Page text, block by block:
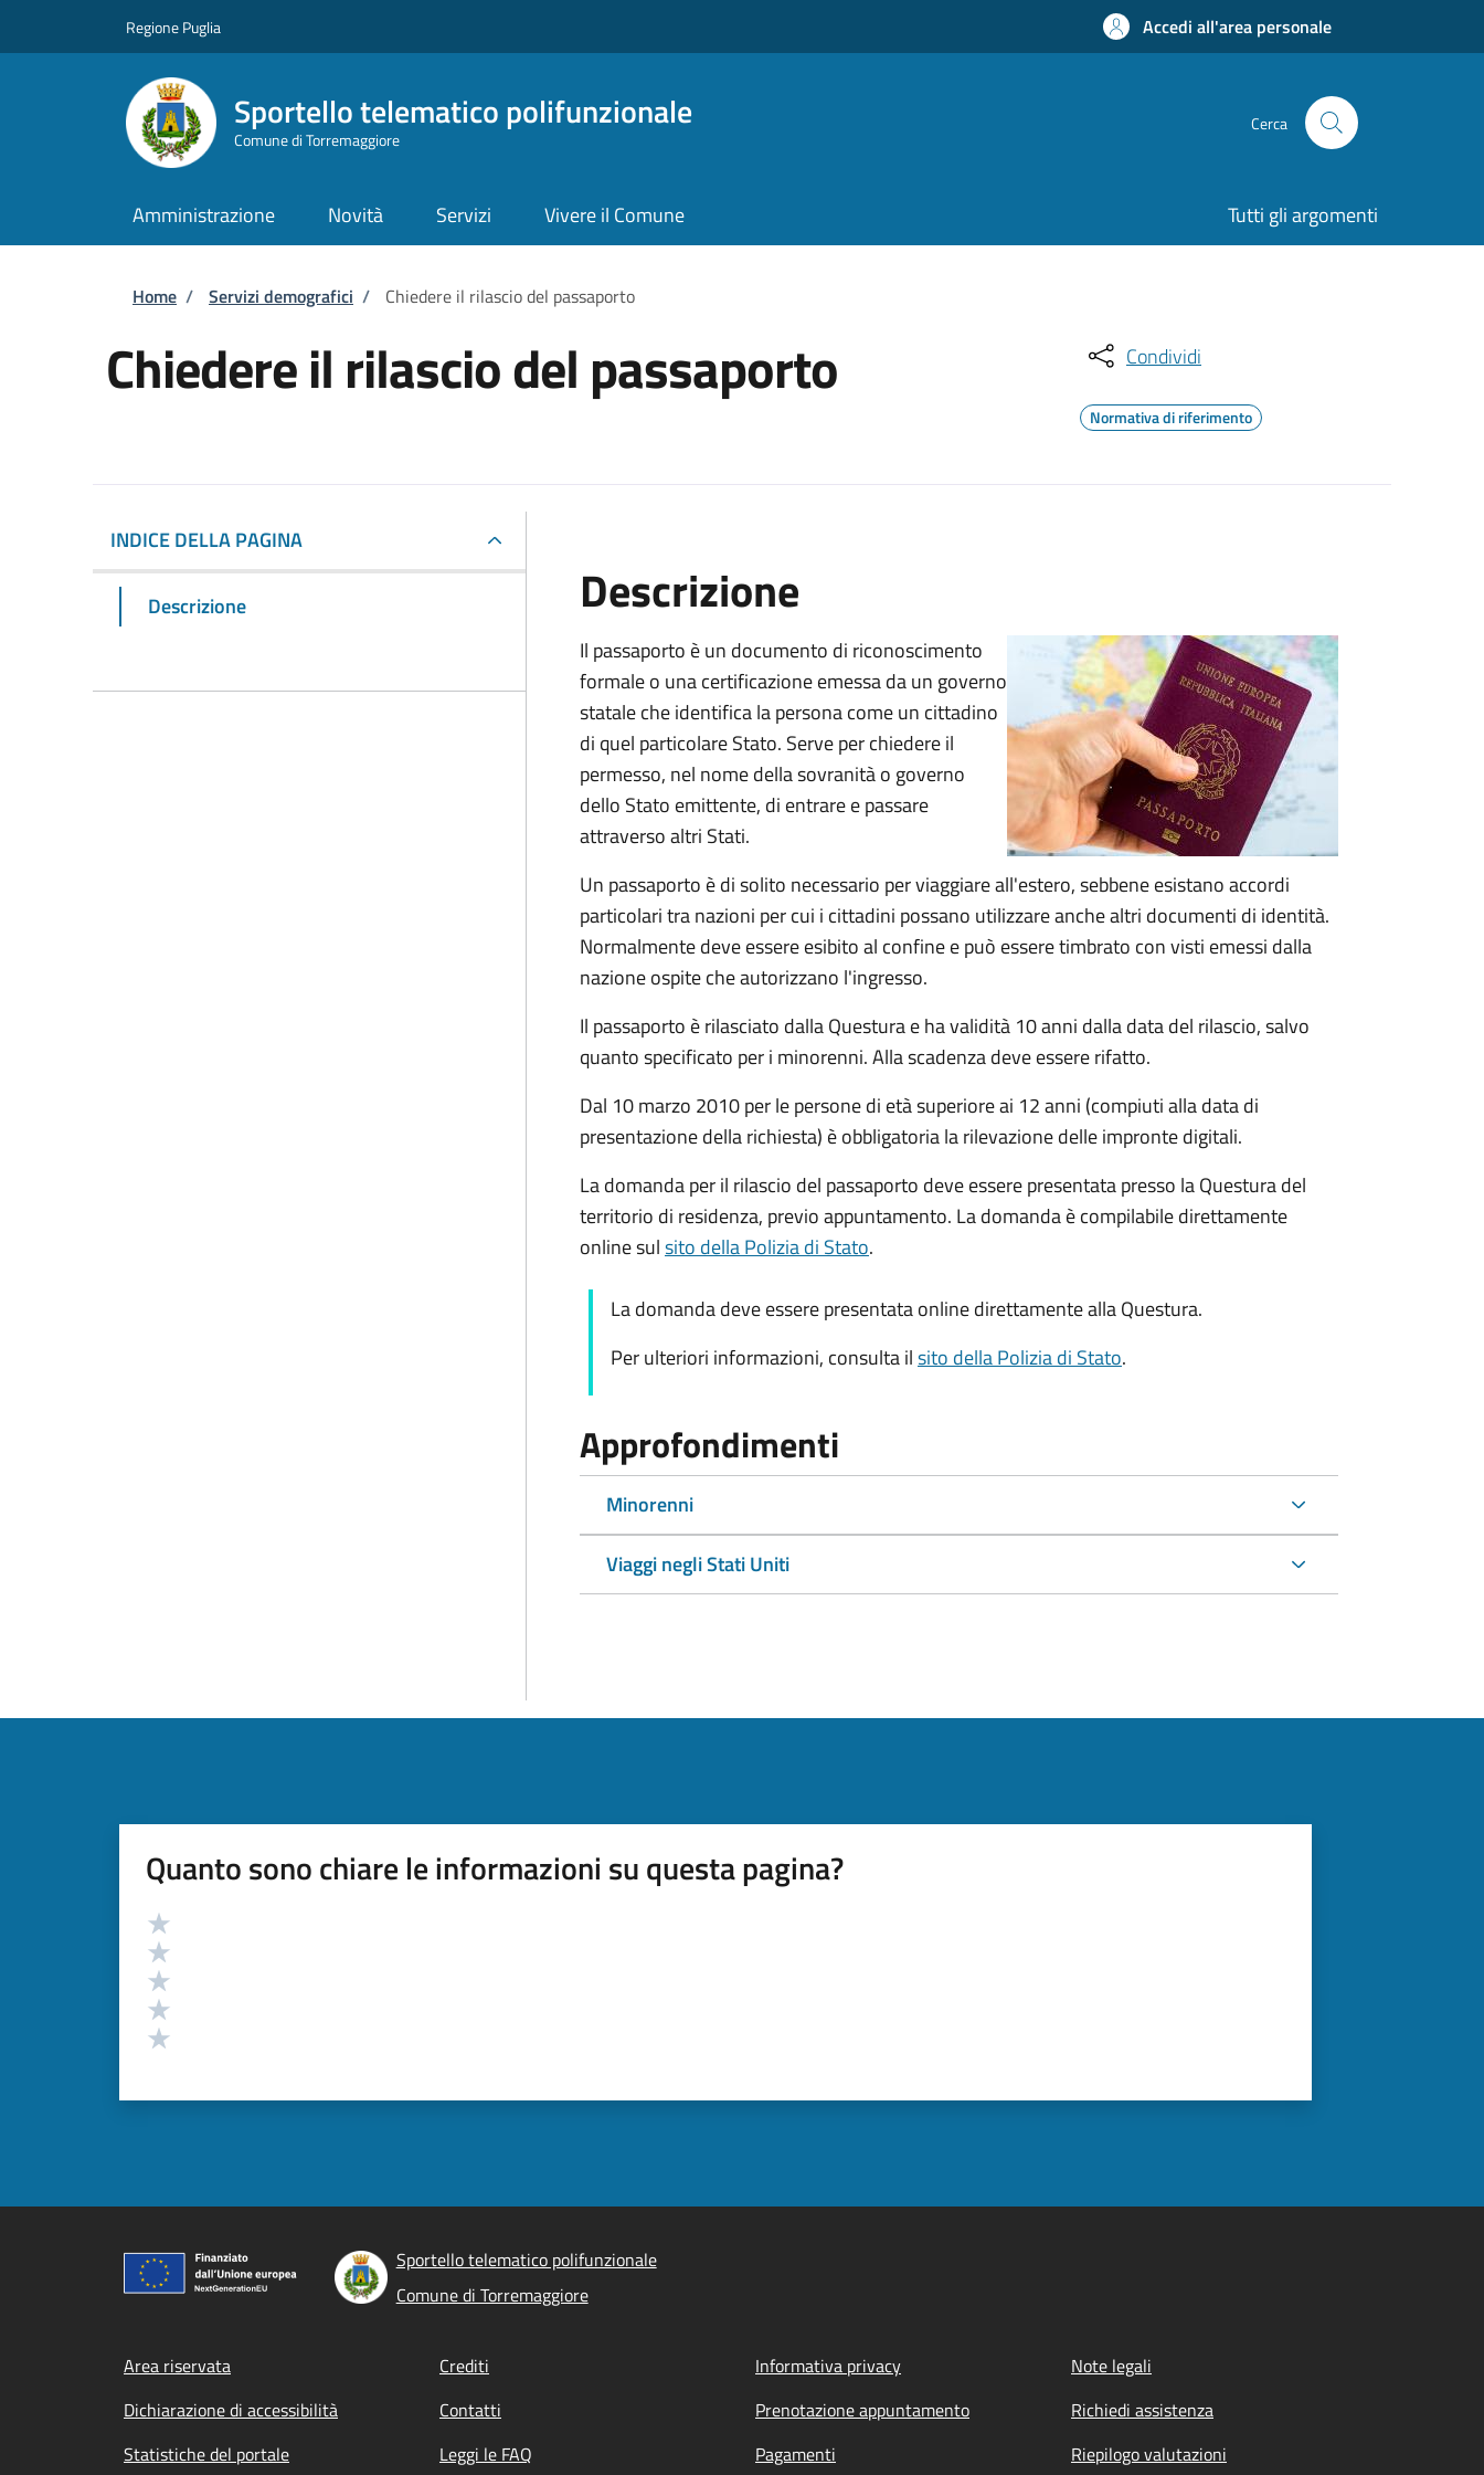
Regione Puglia Accedi all'area personale
Sportello telematico polifunzionale
Comune di Torremaggiore
Cerca
Amministrazione Novità Servizi Vivere il Comune Tutti gli argomenti
Briciole di pane
Home / Servizi demografici / Chiedere il rilascio del passaporto
Chiedere il rilascio del passaporto Condividi
Normativa di riferimento
INDICE DELLA PAGINA
Descrizione Descrizione
Il passaporto è un documento di riconoscimento
formale o una certificazione emessa da un governo
statale che identifica la persona come un cittadino
di quel particolare Stato. Serve per chiedere il
permesso, nel nome della sovranità o governo
dello Stato emittente, di entrare e passare
attraverso altri Stati.
Un passaporto è di solito necessario per viaggiare all'estero, sebbene esistano accordi
particolari tra nazioni per cui i cittadini possano utilizzare anche altri documenti di identità.
Normalmente deve essere esibito al confine e può essere timbrato con visti emessi dalla
nazione ospite che autorizzano l'ingresso.
Il passaporto è rilasciato dalla Questura e ha validità 10 anni dalla data del rilascio, salvo
quanto specificato per i minorenni. Alla scadenza deve essere rifatto.
Dal 10 marzo 2010 per le persone di età superiore ai 12 anni (compiuti alla data di
presentazione della richiesta) è obbligatoria la rilevazione delle impronte digitali.
La domanda per il rilascio del passaporto deve essere presentata presso la Questura del
territorio di residenza, previo appuntamento. La domanda è compilabile direttamente
online sulsito della Polizia di Stato.
La domanda deve essere presentata online direttamente alla Questura.
Per ulteriori informazioni, consulta ilsito della Polizia di Stato.
Approfondimenti
Minorenni
Viaggi negli Stati Uniti
Quanto sono chiare le informazioni su questa pagina?
Valutazione
Sportello telematico polifunzionale
Comune di Torremaggiore
Footer menu
Area riservata Crediti Informativa privacy
Note legali
Dichiarazione di accessibilità
Contatti Prenotazione appuntamento
Richiedi assistenza
Statistiche del portale
Leggi le FAQ Pagamenti Riepilogo valutazioni